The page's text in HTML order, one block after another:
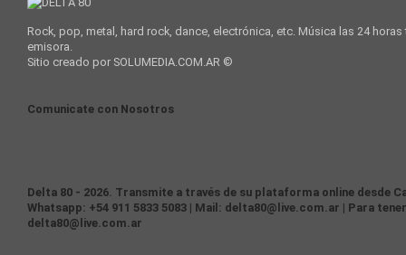
Rock, pop, metal, hard rock, dance, electrónica, etc. Música las 24
emisora.
Sitio creado por SOLUMEDIA.COM.AR ©
Comunicate con Nosotros
Delta 80 - 2026. Transmite a través de su plataforma online desde
Whatsapp: +54 911 5833 5083 | Mail: delta80@live.com.ar | Para
delta80@live.com.ar